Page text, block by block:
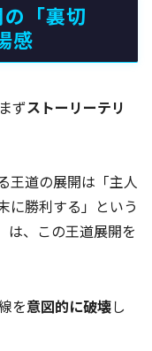
の「裏切
感
ずストーリーテリ
王道の展開は「主人
に勝利する」という
は、この王道展開を
を意図的に破壊し